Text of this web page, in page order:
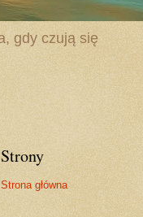
gdy czują się
Strony
Strona główna